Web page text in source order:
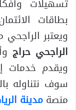
تسهيلات
بطاقات
ويعتبر
الراجحي حراج
ويقدم خدمات
سوف نتناوله
منصةمدينة